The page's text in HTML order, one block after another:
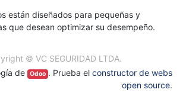
están diseñados para pequeñas y
que desean optimizar su desempeño.
© VC SEGURIDAD LTDA.
de
Odoo . Prueba el constructor de webs
open source.